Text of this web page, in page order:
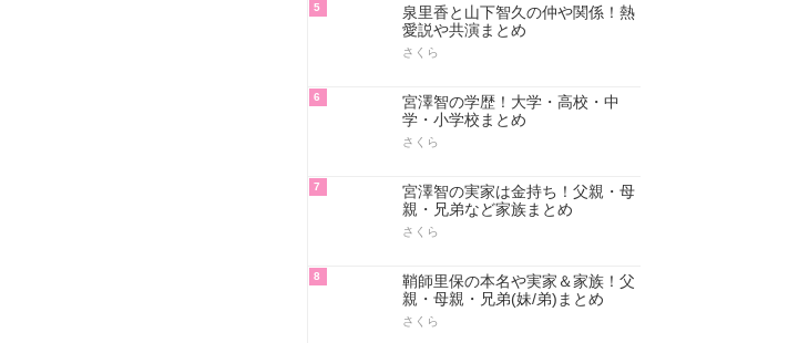
5
泉里香と山下智久の仲や関係！熱
愛説や共演まとめ
さくら
6
宮澤智の学歴！大学・高校・中
学・小学校まとめ
さくら
7
宮澤智の実家は金持ち！父親・母
親・兄弟など家族まとめ
さくら
8
鞘師里保の本名や実家＆家族！父
親・母親・兄弟(妹/弟)まとめ
さくら